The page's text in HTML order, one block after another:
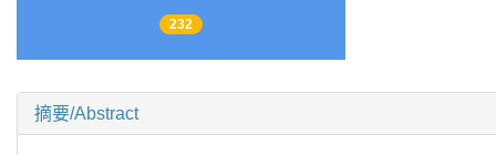
232
摘要/Abstract